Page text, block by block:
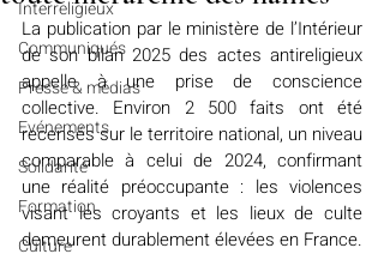
Interreligieux
Communiqués
Presse & médias
Evénements
Solidarité
Formation
Culture
La publication par le ministère de l’Intérieur
de son bilan 2025 des actes antireligieux
appelle à une prise de conscience
collective. Environ 2 500 faits ont été
recensés sur le territoire national, un niveau
comparable à celui de 2024, confirmant
une réalité préoccupante : les violences
visant les croyants et les lieux de culte
demeurent durablement élevées en France.